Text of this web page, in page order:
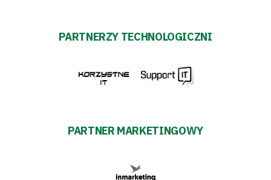
PARTNERZY TECHNOLOGICZNI
PARTNER MARKETINGOWY